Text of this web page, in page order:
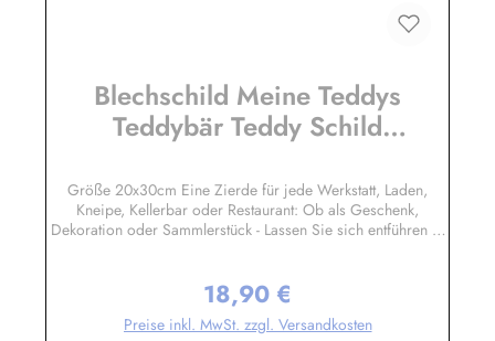
Blechschild Meine Teddys
Teddybär Teddy Schild
Größe 20x30cm Eine Zierde für jede Werkstatt, Laden,
Kneipe, Kellerbar oder Restaurant: Ob als Geschenk,
Dekoration oder Sammlerstück - Lassen Sie sich entführen in
Sie sich und Ihren Freunden eine dekorative Erinnerung an
die gute alte Zeit! Unsere Blechschilder sind in Super-Qualität
aus hochwertigem Metall (Stahlblech) gefertigt. Die
Regulärer Preis:
18,90 €
Preise inkl. MwSt. zzgl. Versandkosten